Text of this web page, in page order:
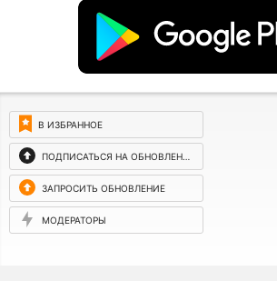
В ИЗБРАННОЕ
ПОДПИСАТЬСЯ НА ОБНОВЛЕНИЯ
ЗАПРОСИТЬ ОБНОВЛЕНИЕ
МОДЕРАТОРЫ